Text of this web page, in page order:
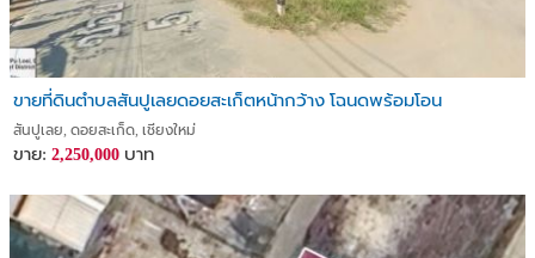
ขายที่ดินตำบลสันปูเลยดอยสะเก็ตหน้ากว้าง โฉนดพร้อมโอน
สันปูเลย, ดอยสะเก็ด, เชียงใหม่
ขาย: 2,250,000 บาท